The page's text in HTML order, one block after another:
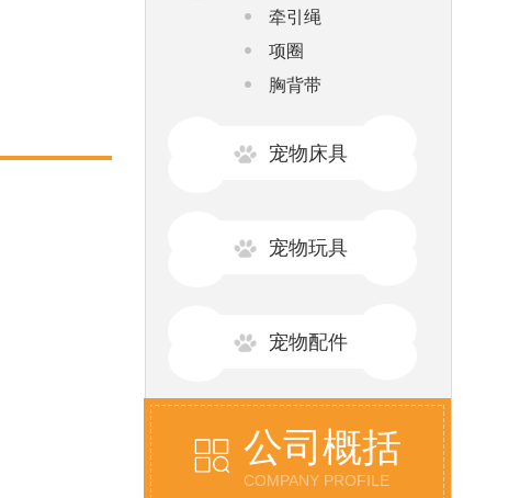
牵引绳
项圈
胸背带
宠物床具
宠物玩具
宠物配件
公司概括
COMPANY PROFILE